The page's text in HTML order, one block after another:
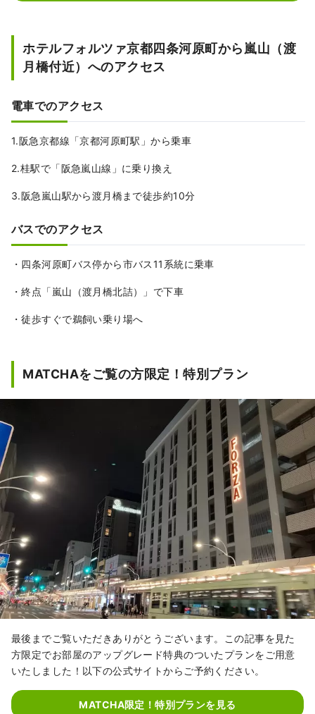
ホテルフォルツァ京都四条河原町から嵐山（渡
月橋付近）へのアクセス
電車でのアクセス
1.阪急京都線「京都河原町駅」から乗車
2.桂駅で「阪急嵐山線」に乗り換え
3.阪急嵐山駅から渡月橋まで徒歩約10分
バスでのアクセス
・四条河原町バス停から市バス11系統に乗車
・終点「嵐山（渡月橋北詰）」で下車
・徒歩すぐで鵜飼い乗り場へ
MATCHAをご覧の方限定！特別プラン
最後までご覧いただきありがとうございます。この記事を見た
方限定でお部屋のアップグレード特典のついたプランをご用意
いたしました！以下の公式サイトからご予約ください。
MATCHA限定！特別プランを見る